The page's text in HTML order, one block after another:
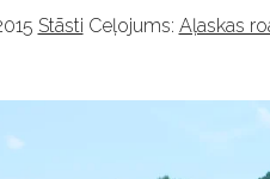
Stāsti Ceļojums: Aļaskas